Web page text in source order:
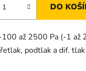
DO
až 2500 Pa (-1 až
podtlak a dif. tlak